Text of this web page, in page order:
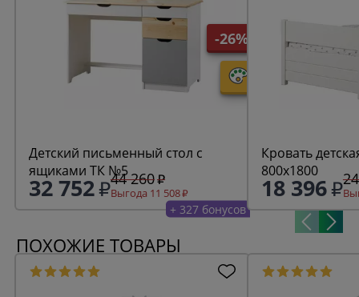
-26%
Детский письменный стол с
ящиками ТК №5
32 752 44 260
Выгода 11 508
+ 327 бонусов
Кровать
800х1800
18 396
ПОХОЖИЕ ТОВАРЫ